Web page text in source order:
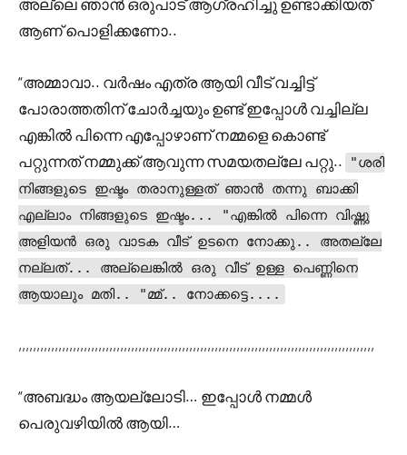
അല്ലെ ഞാൻ ഒരുപാട് ആഗ്രഹിച്ചു ഉണ്ടാക്കിയത്
ആണ് പൊളിക്കണോ..
“അമ്മാവാ.. വർഷം എത്ര ആയി വീട് വച്ചിട്ട്
പോരാത്തതിന് ചോർച്ചയും ഉണ്ട് ഇപ്പോൾ വച്ചില്ല
എങ്കിൽ പിന്നെ എപ്പോഴാണ് നമ്മളെ കൊണ്ട്
പറ്റുന്നത് നമ്മുക്ക് ആവുന്ന സമയതല്ലേ പറ്റു..
"ശരി
നിങ്ങളുടെ ഇഷ്ടം തരാനുള്ളത് ഞാൻ തന്നു ബാക്കി
എല്ലാം നിങ്ങളുടെ ഇഷ്ടം... "എങ്കിൽ പിന്നെ വിഷ്ണു
അളിയൻ ഒരു വാടക വീട് ഉടനെ നോക്കു.. അതല്ലേ
നല്ലത്... അല്ലെങ്കിൽ ഒരു വീട് ഉള്ള പെണ്ണിനെ
ആയാലും മതി.. "മ്മ്.. നോക്കട്ടെ....
,,,,,,,,,,,,,,,,,,,,,,,,,,,,,,,,,,,,,,,,,,,,,,,,,,,,,,,,,,,,,,,,,,,,,,,,,,,,,,,,,,,,,,,,,,,,,,,,,,
“അബദ്ധം ആയല്ലോടി… ഇപ്പോൾ നമ്മൾ
പെരുവഴിയിൽ ആയി…